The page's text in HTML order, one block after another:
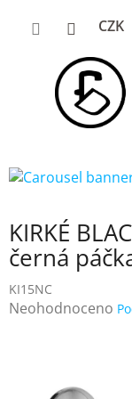
CZK
KIRKÉ
černá
KI15NC
Průměrné
Neohodnoceno